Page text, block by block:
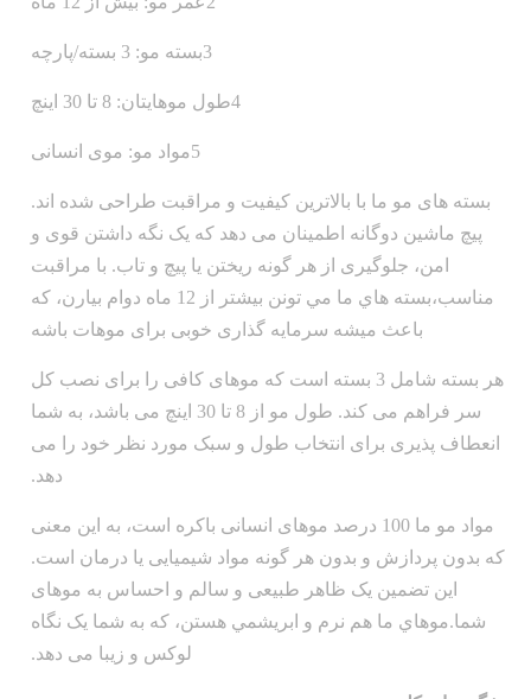
3بسته مو: 3 بسته/پارچه
4طول موهايتان: 8 تا 30 اينچ
5مواد مو: موی انسانی
بسته های مو ما با بالاترین کیفیت و مراقبت طراحی شده اند.
پیچ ماشین دوگانه اطمینان می دهد که یک نگه داشتن قوی و
امن، جلوگیری از هر گونه ریختن یا پیچ و تاب. با مراقبت
مناسب،بسته هاي ما مي تونن بيشتر از 12 ماه دوام بيارن، که
باعث میشه سرمایه گذاری خوبی برای موهات باشه
هر بسته شامل 3 بسته است که موهای کافی را برای نصب کل
سر فراهم می کند. طول مو از 8 تا 30 اینچ می باشد، به شما
انعطاف پذیری برای انتخاب طول و سبک مورد نظر خود را می
دهد.
مواد مو ما 100 درصد موهای انسانی باکره است، به این معنی
که بدون پردازش و بدون هر گونه مواد شیمیایی یا درمان است.
این تضمین یک ظاهر طبیعی و سالم و احساس به موهای
شما.موهاي ما هم نرم و ابريشمي هستن، که به شما یک نگاه
لوکس و زیبا می دهد.